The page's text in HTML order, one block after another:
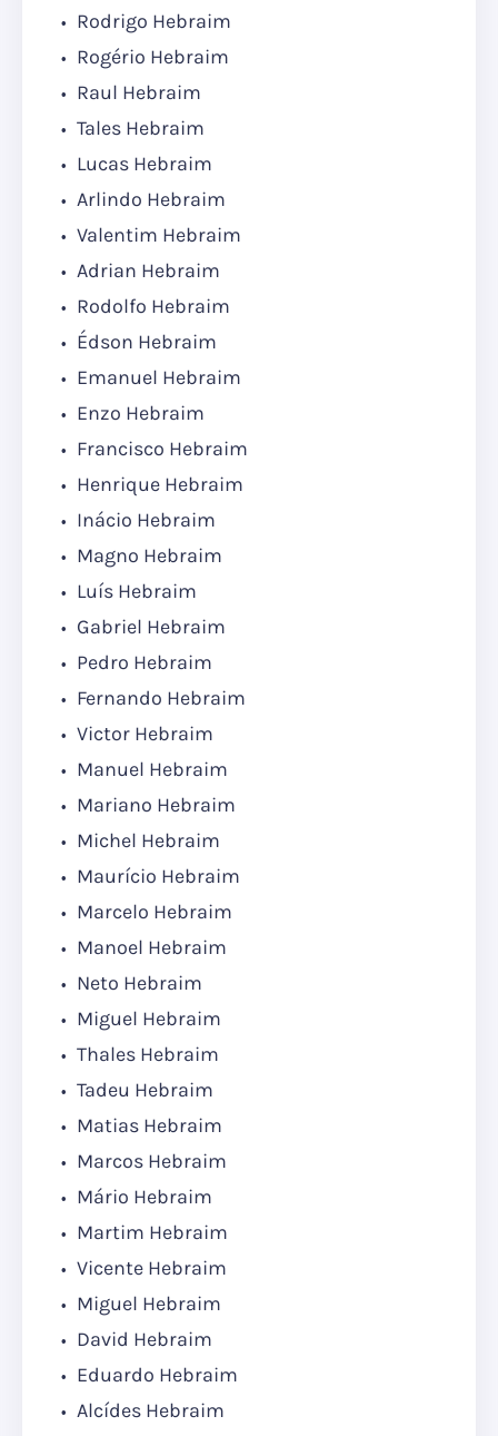
Rodrigo Hebraim
Rogério Hebraim
Raul Hebraim
Tales Hebraim
Lucas Hebraim
Arlindo Hebraim
Valentim Hebraim
Adrian Hebraim
Rodolfo Hebraim
Édson Hebraim
Emanuel Hebraim
Enzo Hebraim
Francisco Hebraim
Henrique Hebraim
Inácio Hebraim
Magno Hebraim
Luís Hebraim
Gabriel Hebraim
Pedro Hebraim
Fernando Hebraim
Victor Hebraim
Manuel Hebraim
Mariano Hebraim
Michel Hebraim
Maurício Hebraim
Marcelo Hebraim
Manoel Hebraim
Neto Hebraim
Miguel Hebraim
Thales Hebraim
Tadeu Hebraim
Matias Hebraim
Marcos Hebraim
Mário Hebraim
Martim Hebraim
Vicente Hebraim
Miguel Hebraim
David Hebraim
Eduardo Hebraim
Alcídes Hebraim